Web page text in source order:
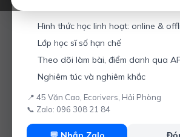
Giáo viên hơn 10 năm kinh nghiệm tại
Hình thức học linh hoạt: online &
Lớp học sĩ số hạn chế
Theo dõi làm bài, điểm danh qua
Nghiêm túc và nghiêm khắc
📍 45 Văn Cao, Ecorivers, Hải Phòng
📞 Zalo: 096 308 21 84